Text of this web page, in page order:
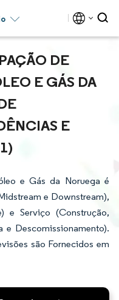
DE
E GÁS DA
E
e Gás da Noruega é
e Downstream),
e Serviço (Construção,
e Descomissionamento).
são Fornecidos em